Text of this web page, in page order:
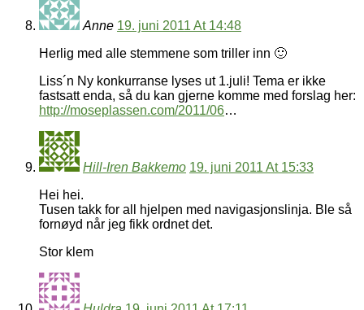
Anne 19. juni 2011 At 14:48
Herlig med alle stemmene som triller inn 🙂
Liss´n Ny konkurranse lyses ut 1.juli! Tema er ikke
fastsatt enda, så du kan gjerne komme med forslag her:
http://moseplassen.com/2011/06…
Hill-Iren Bakkemo 19. juni 2011 At 15:33
Hei hei.
Tusen takk for all hjelpen med navigasjonslinja. Ble så
fornøyd når jeg fikk ordnet det.
Stor klem